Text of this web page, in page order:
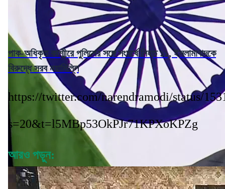
পাক-অধিকৃত কাশ্মীরে পুলিশের সঙ্গে সংঘর্ষে নিহত ১১, ইসলামাবাদকে
বিরুদ্ধে সরব নয়াদিল্লি
https://twitter.com/narendramodi/status/
s=20&t=l5MBp53OkPJr71KPXoKPZg
আরও পড়ুন: